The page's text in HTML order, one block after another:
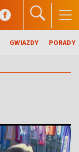
GWIAZDY PORADY